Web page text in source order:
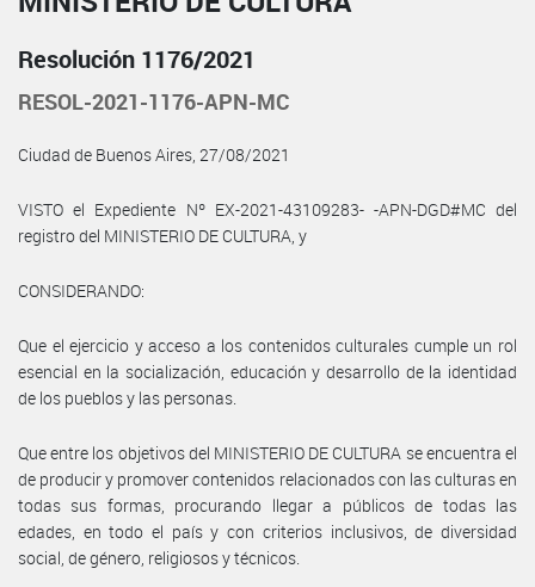
Resolución 1176/2021
RESOL-2021-1176-APN-MC
Ciudad de Buenos Aires, 27/08/2021
VISTO el Expediente Nº EX-2021-43109283- -APN-DGD#MC del
registro del MINISTERIO DE CULTURA, y
CONSIDERANDO:
Que el ejercicio y acceso a los contenidos culturales cumple un rol
esencial en la socialización, educación y desarrollo de la identidad
de los pueblos y las personas.
Que entre los objetivos del MINISTERIO DE CULTURA se encuentra el
de producir y promover contenidos relacionados con las culturas en
todas sus formas, procurando llegar a públicos de todas las
edades, en todo el país y con criterios inclusivos, de diversidad
social, de género, religiosos y técnicos.